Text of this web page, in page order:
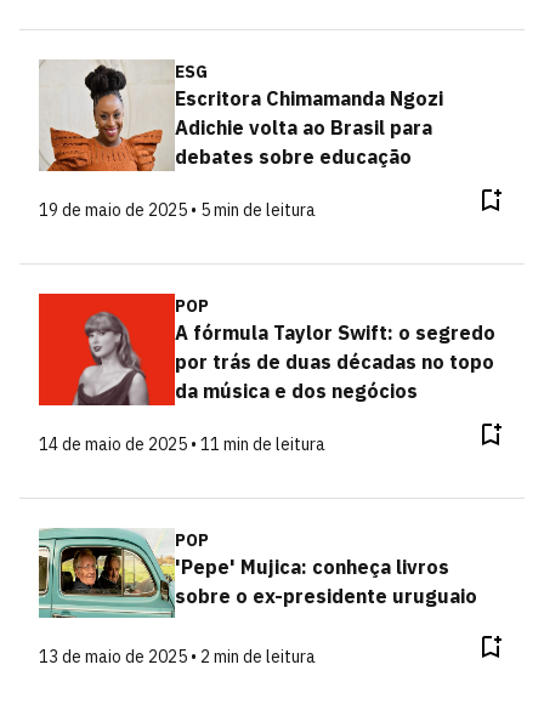
ESG
Escritora Chimamanda Ngozi
Adichie volta ao Brasil para
debates sobre educação
19 de maio de 2025 • 5 min de leitura
POP
A fórmula Taylor Swift: o segredo
por trás de duas décadas no topo
da música e dos negócios
14 de maio de 2025 • 11 min de leitura
POP
'Pepe' Mujica: conheça livros
sobre o ex-presidente uruguaio
13 de maio de 2025 • 2 min de leitura